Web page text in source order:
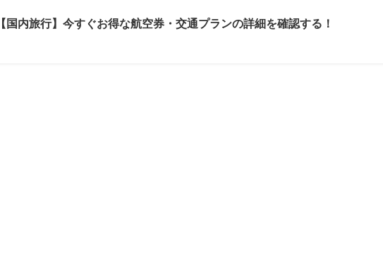
【国内旅行】今すぐお得な航空券・交通プランの詳細を確認する！